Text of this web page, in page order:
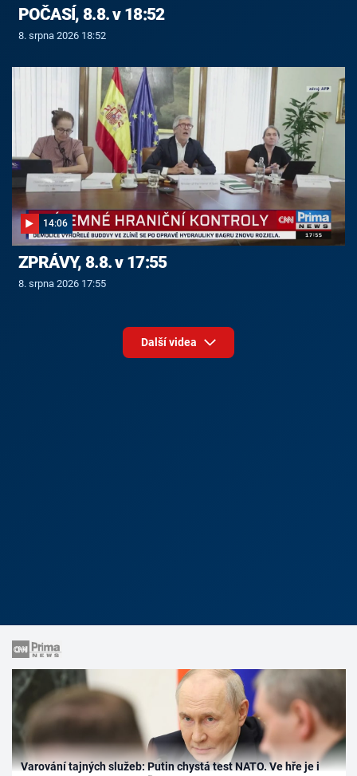
POČASÍ, 8.8. v 18:52
8. srpna 2026 18:52
14:06
ZPRÁVY, 8.8. v 17:55
8. srpna 2026 17:55
Další videa
Varování tajných služeb: Putin chystá test NATO. Ve hře je i